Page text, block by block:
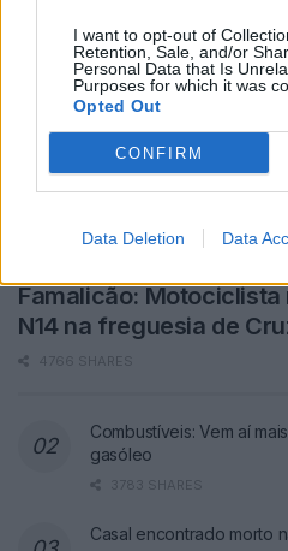
I want to opt-out of
Retention, Sale, and/or
Personal Data that Is
Purposes for which it was
Opted Out
CONFIRM
Data Deletion Data
Famalicão: Motociclista
N14 na freguesia de
4766 SHARES
Combustíveis: Vem aí
gasóleo
3783 SHARES
Casal encontrado morto